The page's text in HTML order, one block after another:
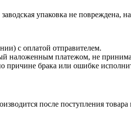
упаковка не повреждена,
с оплатой отправителем.
наложенным платежом, не
причине брака или ошибке
после поступления